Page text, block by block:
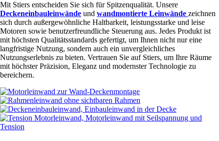
Mit Stiers entscheiden Sie sich für Spitzenqualität. Unsere
Deckeneinbauleinwände und wandmontierte Leinwände zeichnen
sich durch außergewöhnliche Haltbarkeit, leistungsstarke und leise
Motoren sowie benutzerfreundliche Steuerung aus. Jedes Produkt ist
mit höchsten Qualitätsstandards gefertigt, um Ihnen nicht nur eine
langfristige Nutzung, sondern auch ein unvergleichliches
Nutzungserlebnis zu bieten. Vertrauen Sie auf Stiers, um Ihre Räume
mit höchster Präzision, Eleganz und modernster Technologie zu
bereichern.